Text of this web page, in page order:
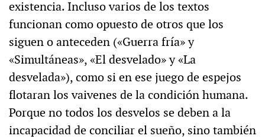
existencia. Incluso varios de los textos
funcionan como opuesto de otros que los
siguen o anteceden («Guerra fría» y
«Simultáneas», «El desvelado» y «La
desvelada»), como si en ese juego de espejos
flotaran los vaivenes de la condición humana.
Porque no todos los desvelos se deben a la
incapacidad de conciliar el sueño, sino también